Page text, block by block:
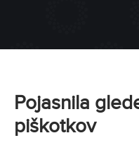
Pojasnila
piškotkov